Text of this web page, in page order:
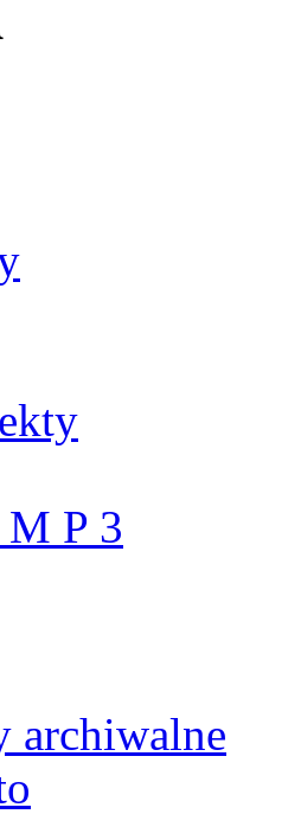
P 3
archiwalne